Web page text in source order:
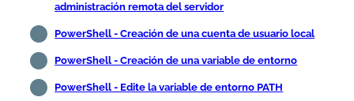
administración remota del servidor
PowerShell - Creación de una cuenta de usuario local
PowerShell - Creación de una variable de entorno
PowerShell - Edite la variable de entorno PATH